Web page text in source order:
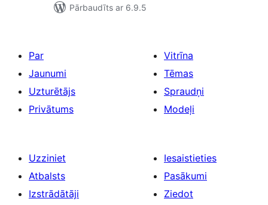
Pārbaudīts ar 6.9.5
Par
Jaunumi
Uzturētājs
Privātums
Vitrīna
Tēmas
Spraudņi
Modeļi
Uzziniet
Atbalsts
Izstrādātāji
Iesaistieties
Pasākumi
Ziedot